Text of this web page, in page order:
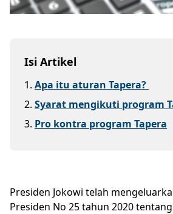
Isi Artikel
1. Apa itu aturan Tapera?
2. Syarat mengikuti program
3. Pro kontra program Tapera
Presiden Jokowi telah
Presiden No 25 tahun 2020